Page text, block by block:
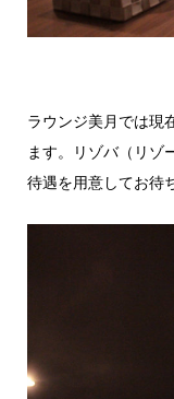
ラウンジ美月では現
ます。リゾバ（リゾ
待遇を用意してお待